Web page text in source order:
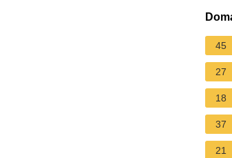
45
27
18
37
21